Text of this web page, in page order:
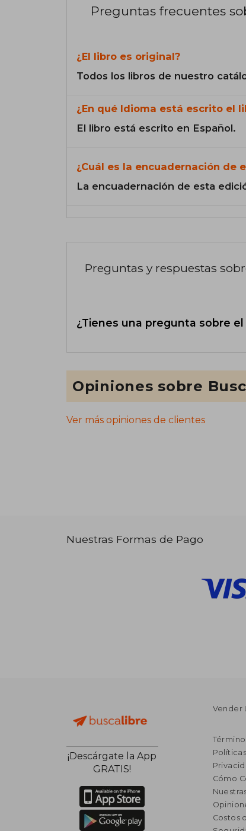
Preguntas frecuentes
¿El libro es original?
Todos los libros de nuestro
¿En qué Idioma está escrito el
El libro está escrito en Español.
¿Cuál es la encuadernación de
La encuadernación de esta
Preguntas y respuestas
¿Tienes una pregunta sobre el
Opiniones sobre
Ver más opiniones de clientes
Nuestras Formas de Pago
¡Descárgate la App
GRATIS!
Vender
Cómo
Costos